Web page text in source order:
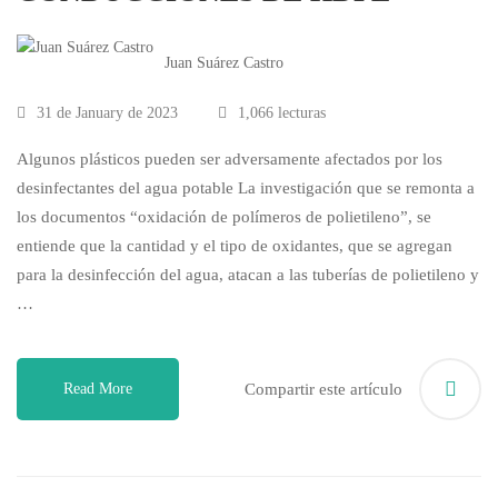
Juan Suárez Castro
31 de January de 2023 1,066 lecturas
Algunos plásticos pueden ser adversamente afectados por los
desinfectantes del agua potable La investigación que se remonta a
los documentos “oxidación de polímeros de polietileno”, se
entiende que la cantidad y el tipo de oxidantes, que se agregan
para la desinfección del agua, atacan a las tuberías de polietileno y
…
Read More Compartir este artículo